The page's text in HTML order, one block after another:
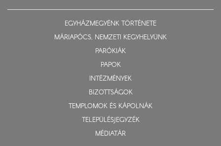
EGYHÁZMEGYÉNK TÖRTÉNETE
MÁRIAPÓCS, NEMZETI KEGYHELYÜNK
PARÓKIÁK
PAPOK
INTÉZMÉNYEK
BIZOTTSÁGOK
TEMPLOMOK ÉS KÁPOLNÁK
TELEPÜLÉSJEGYZÉK
MÉDIATÁR